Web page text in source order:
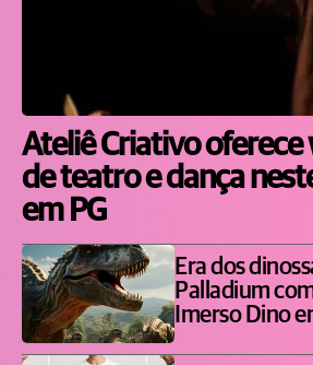
Ateliê Criativo
de teatro e dança
em PG
Era dos
Palladium
Imerso Dino